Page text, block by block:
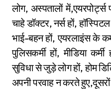
लोग, अस्पतालों
चाहे डॉक्टर, नर्स हों,
भाई-बहन हों, एयरलाइंस के
पुलिसकर्मी हों, मीडिया
सुविधा से जुड़े लोग हों, होम
अपनी परवाह न करते